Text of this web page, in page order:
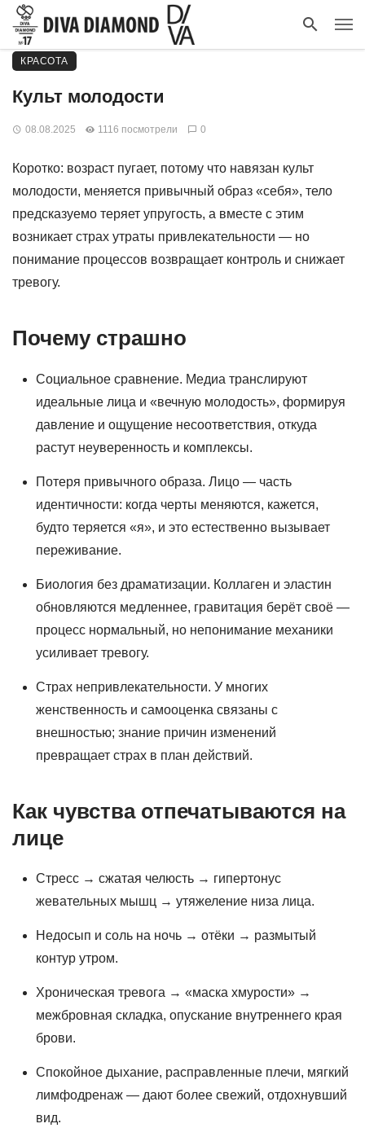
КРАСОТА
Культ молодости
08.08.2025 1116 посмотрели 0
Коротко: возраст пугает, потому что навязан культ
молодости, меняется привычный образ «себя», тело
предсказуемо теряет упругость, а вместе с этим
возникает страх утраты привлекательности — но
понимание процессов возвращает контроль и снижает
тревогу.
Почему страшно
Социальное сравнение. Медиа транслируют
идеальные лица и «вечную молодость», формируя
давление и ощущение несоответствия, откуда
растут неуверенность и комплексы.
Потеря привычного образа. Лицо — часть
идентичности: когда черты меняются, кажется,
будто теряется «я», и это естественно вызывает
переживание.
Биология без драматизации. Коллаген и эластин
обновляются медленнее, гравитация берёт своё —
процесс нормальный, но непонимание механики
усиливает тревогу.
Страх непривлекательности. У многих
женственность и самооценка связаны с
внешностью; знание причин изменений
превращает страх в план действий.
Как чувства отпечатываются на
лице
Стресс → сжатая челюсть → гипертонус
жевательных мышц → утяжеление низа лица.
Недосып и соль на ночь → отёки → размытый
контур утром.
Хроническая тревога → «маска хмурости» →
межбровная складка, опускание внутреннего края
брови.
Спокойное дыхание, расправленные плечи, мягкий
лимфодренаж — дают более свежий, отдохнувший
вид.